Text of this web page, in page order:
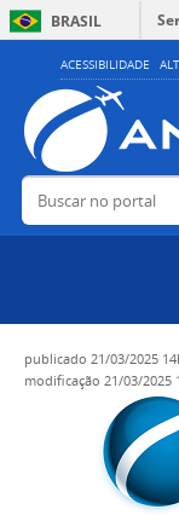
ACESSIBILIDADE
BRASIL
Buscar no portal
publicado 21/03/2025
modificação 21/03/2025